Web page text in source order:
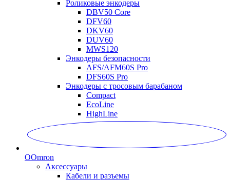
Роликовые энкодеры
DBV50 Core
DFV60
DKV60
DUV60
MWS120
Энкодеры безопасности
AFS/AFM60S Pro
DFS60S Pro
Энкодеры с тросовым барабаном
Compact
EcoLine
HighLine
OOmron
Аксессуары
Кабели и разъемы